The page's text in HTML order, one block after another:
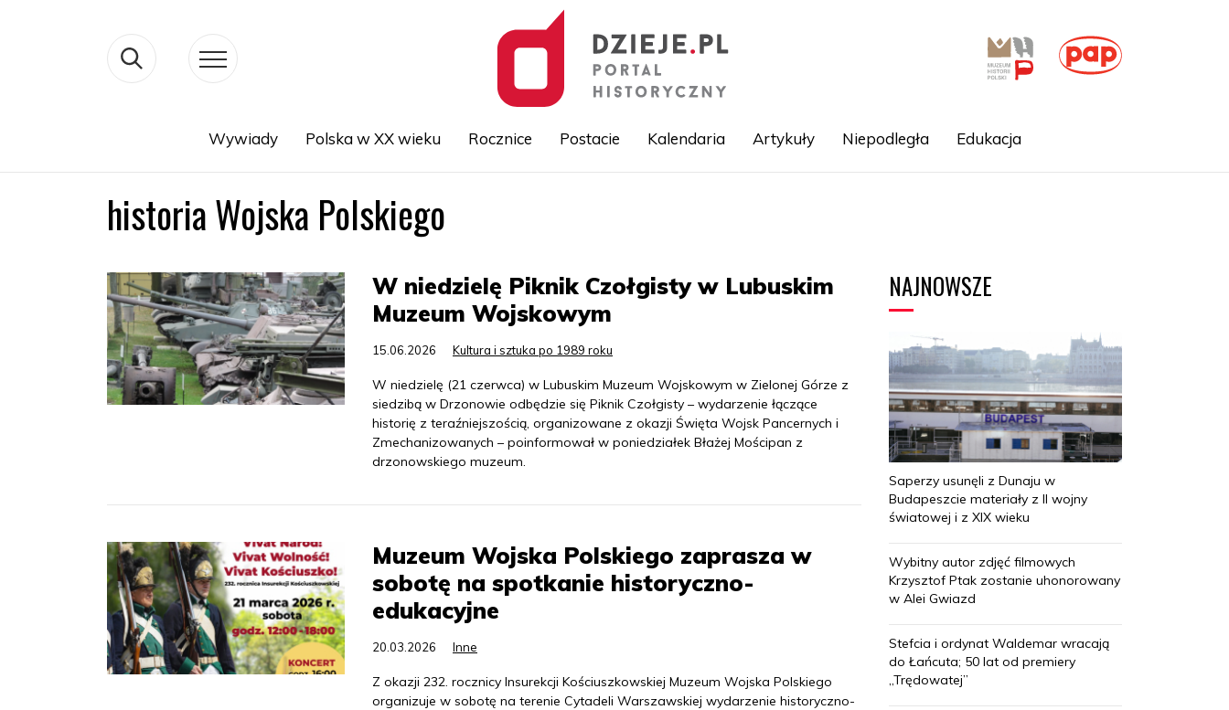
Wywiady Polska w XX wieku Rocznice Postacie Kalendaria Artykuły Niepodległa Edukacja
historia Wojska Polskiego
W niedzielę Piknik Czołgisty w Lubuskim
Muzeum Wojskowym
15.06.2026 Kultura i sztuka po 1989 roku
W niedzielę (21 czerwca) w Lubuskim Muzeum Wojskowym w Zielonej Górze z
siedzibą w Drzonowie odbędzie się Piknik Czołgisty – wydarzenie łączące
historię z teraźniejszością, organizowane z okazji Święta Wojsk Pancernych i
Zmechanizowanych – poinformował w poniedziałek Błażej Mościpan z
drzonowskiego muzeum.
Muzeum Wojska Polskiego zaprasza w
sobotę na spotkanie historyczno-
edukacyjne
20.03.2026 Inne
Z okazji 232. rocznicy Insurekcji Kościuszkowskiej Muzeum Wojska Polskiego
organizuje w sobotę na terenie Cytadeli Warszawskiej wydarzenie historyczno-
NAJNOWSZE
Saperzy usunęli z Dunaju w
Budapeszcie materiały z II wojny
światowej i z XIX wieku
Wybitny autor zdjęć filmowych
Krzysztof Ptak zostanie uhonorowany
w Alei Gwiazd
Stefcia i ordynat Waldemar wracają
do Łańcuta; 50 lat od premiery
„Trędowatej”